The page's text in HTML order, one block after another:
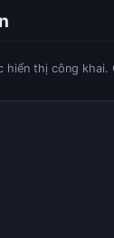
hiển thị công khai.